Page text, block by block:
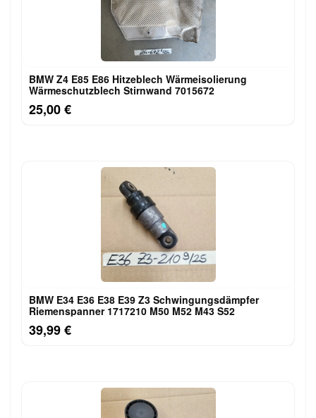
BMW Z4 E85 E86 Hitzeblech Wärmeisolierung
Wärmeschutzblech Stirnwand 7015672
25,00 €
BMW E34 E36 E38 E39 Z3 Schwingungsdämpfer
Riemenspanner 1717210 M50 M52 M43 S52
39,99 €